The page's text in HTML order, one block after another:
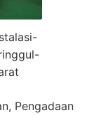
Pengadaan